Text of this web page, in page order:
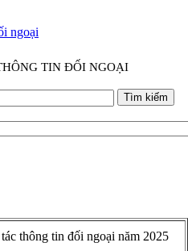
ngoại
TIN ĐỐI NGOẠI
Tìm kiếm
thông tin đối ngoại năm 2025